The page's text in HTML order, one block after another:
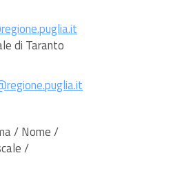
di Taranto
/ Nome /
/